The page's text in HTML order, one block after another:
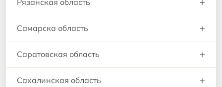
Рязанская область
Самарска область +
Саратовская область +
Сахалинская область +